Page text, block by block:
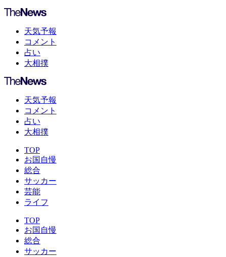
天気予報
コメント
占い
大相撲
天気予報
コメント
占い
大相撲
TOP
お国自慢
総合
サッカー
芸能
ライフ
TOP
お国自慢
総合
サッカー